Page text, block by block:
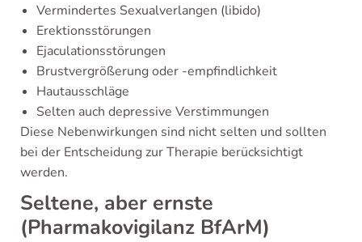
Vermindertes Sexualverlangen (libido)
Erektionsstörungen
Ejaculationsstörungen
Brustvergrößerung oder -empfindlichkeit
Hautausschläge
Selten auch depressive Verstimmungen
Diese Nebenwirkungen sind nicht selten und sollten
bei der Entscheidung zur Therapie berücksichtigt
werden.
Seltene, aber ernste
(Pharmakovigilanz BfArM)